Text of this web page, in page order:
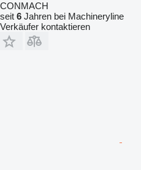
CONMACH
seit 6 Jahren bei Machineryline
Verkäufer kontaktieren